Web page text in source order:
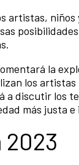
artistas,
la
los artistas
a discutir los
más justa
2023